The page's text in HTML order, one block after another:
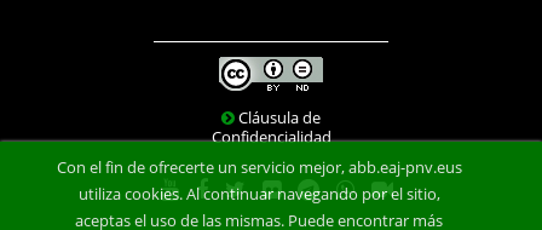
Cláusula de
Confidencialidad
Con el fin de ofrecerte un servicio mejor, abb.eaj-pnv.eus
utiliza cookies. Al continuar navegando por el sitio,
aceptas el uso de las mismas. Puede encontrar más